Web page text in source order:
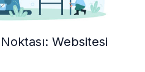
Websitesi